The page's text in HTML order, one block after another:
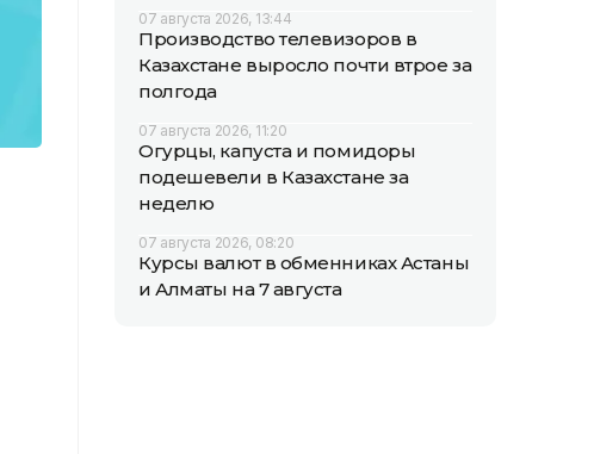
07 августа 2026, 13:44
Производство телевизоров в
Казахстане выросло почти втрое за
полгода
07 августа 2026, 11:20
Огурцы, капуста и помидоры
подешевели в Казахстане за
неделю
07 августа 2026, 08:20
Курсы валют в обменниках Астаны
и Алматы на 7 августа